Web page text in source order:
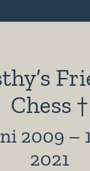
Chess †
2009 –
2021